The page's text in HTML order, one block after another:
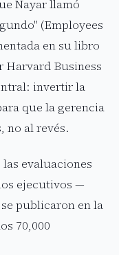
Nayar llamó
(Employees
en su libro
Harvard Business
invertir la
que la gerencia
no al revés.
evaluaciones
ejecutivos —
publicaron en la
70,000